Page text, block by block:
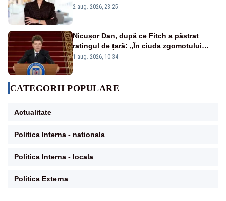
portiță?”
2 aug. 2026, 23:25
Nicușor Dan, după ce Fitch a păstrat
ratingul de țară: „În ciuda zgomotului
politic, România funcționează”
1 aug. 2026, 10:34
CATEGORII POPULARE
Actualitate
Politica Interna - nationala
Politica Interna - locala
Politica Externa